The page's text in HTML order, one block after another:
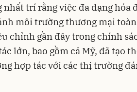
trí rằng việc đa dạng hóa
môi trường thương mại
chỉnh gần đây trong chính
lớn, bao gồm cả Mỹ, đã tạo
hợp tác với các thị trường